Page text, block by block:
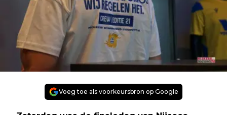
Voeg toe als voorkeursbron op Google